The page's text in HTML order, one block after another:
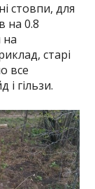
стовпи, для
на 0.8
на
старі
все
гільзи.